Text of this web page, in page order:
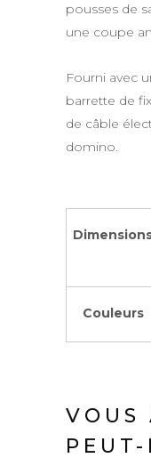
pousses de
une coupe
Fourni avec
barrette de
de câble
domino.
Couleurs
VOUS